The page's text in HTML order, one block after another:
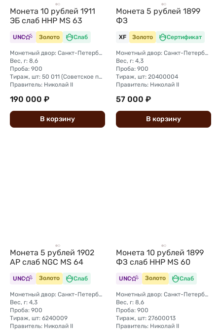
Монета 10 рублей 1911
ЭБ слаб ННР MS 63
UNC Золото Слаб
Монетный двор: Санкт-Петербургский монетный двор
Вес, г: 8,6
Проба: 900
Тираж, шт: 50 011 (Советское правительство с декабря 1925 г. по март 1926 г. отчеканило 2 011 000 10-ти рублевого достоинства царского образца, предположительно штемпелями 1911 г.)
Правитель: Николай II
190 000 ₽
В корзину
Монета 5 рублей 1899
ФЗ
XF Золото Сертификат
Монетный двор: Санкт-Петербургский монетный двор
Вес, г: 4,3
Проба: 900
Тираж, шт: 20400004
Правитель: Николай II
57 000 ₽
В корзину
Монета 5 рублей 1902
АР слаб NGC MS 64
UNC Золото Слаб
Монетный двор: Санкт-Петербургский монетный двор
Вес, г: 4,3
Проба: 900
Тираж, шт: 6240009
Правитель: Николай II
Монета 10 рублей 1899
ФЗ слаб ННР MS 60
UNC Золото Слаб
Монетный двор: Санкт-Петербургский монетный двор
Вес, г: 8,6
Проба: 900
Тираж, шт: 27600013
Правитель: Николай II